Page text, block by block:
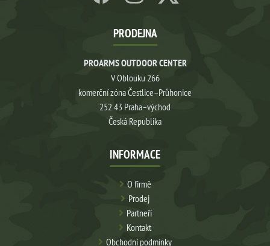
PRODEJNA
PROARMS OUTDOOR CENTER
V Oblouku 266
komerční zóna Čestlice–Průhonice
252 43 Praha–východ
Česká Republika
INFORMACE
O firmě
Prodej
Partneři
Kontakt
Obchodní podmínky